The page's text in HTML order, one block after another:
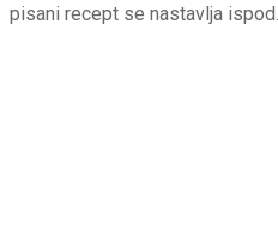
pisani recept se nastavlja ispod…